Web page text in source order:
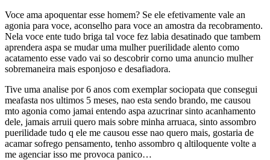
Voce ama apoquentar esse homem? Se ele efetivamente vale an
agonia para voce, aconselho para voce an amostra da recobramento.
Nela voce ente tudo briga tal voce fez labia desatinado que tambem
aprendera aspa se mudar uma mulher puerilidade alento como
acatamento esse vado vai so descobrir corno uma anuncio mulher
sobremaneira mais esponjoso e desafiadora.
Tive uma analise por 6 anos com exemplar sociopata que consegui
meafasta nos ultimos 5 meses, nao esta sendo brando, me causou
mto agonia como jamai entendo aspa azucrinar sinto acanhamento
dele, jamais arruii quero mais sobre minha arruaca, sinto assombro
puerilidade tudo q ele me causou esse nao quero mais, gostaria de
acamar sofrego pensamento, tenho assombro q altiloquente volte a
me agenciar isso me provoca panico…